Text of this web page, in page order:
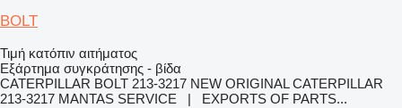
BOLT
Τιμή κατόπιν αιτήματος
Εξάρτημα συγκράτησης - βίδα
CATERPILLAR BOLT 213-3217 NEW ORIGINAL CATERPILLAR
213-3217 MANTAS SERVICE | EXPORTS OF PARTS...